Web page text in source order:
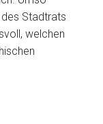
Stadtrats
welchen